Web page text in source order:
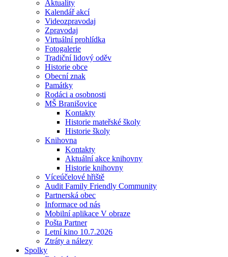
Aktuality
Kalendář akcí
Videozpravodaj
Zpravodaj
Virtuální prohlídka
Fotogalerie
Tradiční lidový oděv
Historie obce
Obecní znak
Památky
Rodáci a osobnosti
MŠ Branišovice
Kontakty
Historie mateřské školy
Historie školy
Knihovna
Kontakty
Aktuální akce knihovny
Historie knihovny
Víceúčelové hřiště
Audit Family Friendly Community
Partnerská obec
Informace od nás
Mobilní aplikace V obraze
Pošta Partner
Letní kino 10.7.2026
Ztráty a nálezy
Spolky